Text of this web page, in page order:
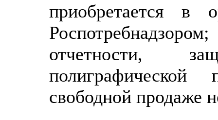
приобретается в
отчетности,
свободной продаже